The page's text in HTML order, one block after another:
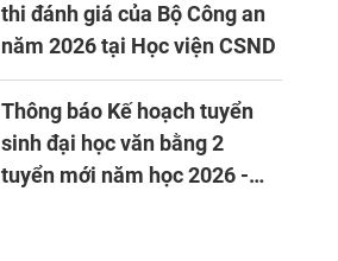
thi đánh giá của Bộ Công an
năm 2026 tại Học viện CSND
Thông báo Kế hoạch tuyển
sinh đại học văn bằng 2
tuyển mới năm học 2026 -